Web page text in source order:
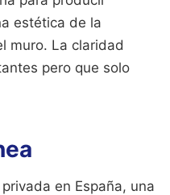
estética de la
muro. La claridad
pero que solo
en España, una